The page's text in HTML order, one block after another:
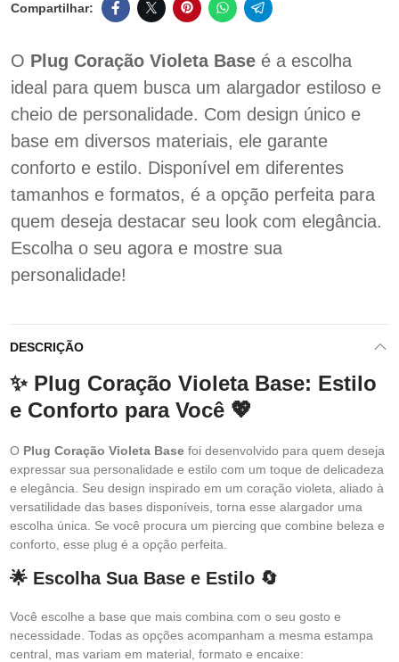
O Plug Coração Violeta Base é a escolha
ideal para quem busca um alargador estiloso e
cheio de personalidade. Com design único e
base em diversos materiais, ele garante
conforto e estilo. Disponível em diferentes
tamanhos e formatos, é a opção perfeita para
quem deseja destacar seu look com elegância.
Escolha o seu agora e mostre sua
personalidade!
DESCRIÇÃO
✨ Plug Coração Violeta Base: Estilo
e Conforto para Você 💖
O Plug Coração Violeta Base foi desenvolvido para quem deseja
expressar sua personalidade e estilo com um toque de delicadeza
e elegância. Seu design inspirado em um coração violeta, aliado à
versatilidade das bases disponíveis, torna esse alargador uma
escolha única. Se você procura um piercing que combine beleza e
conforto, esse plug é a opção perfeita.
🌟 Escolha Sua Base e Estilo 🔄
Você escolhe a base que mais combina com o seu gosto e
necessidade. Todas as opções acompanham a mesma estampa
central, mas variam em material, formato e encaixe: